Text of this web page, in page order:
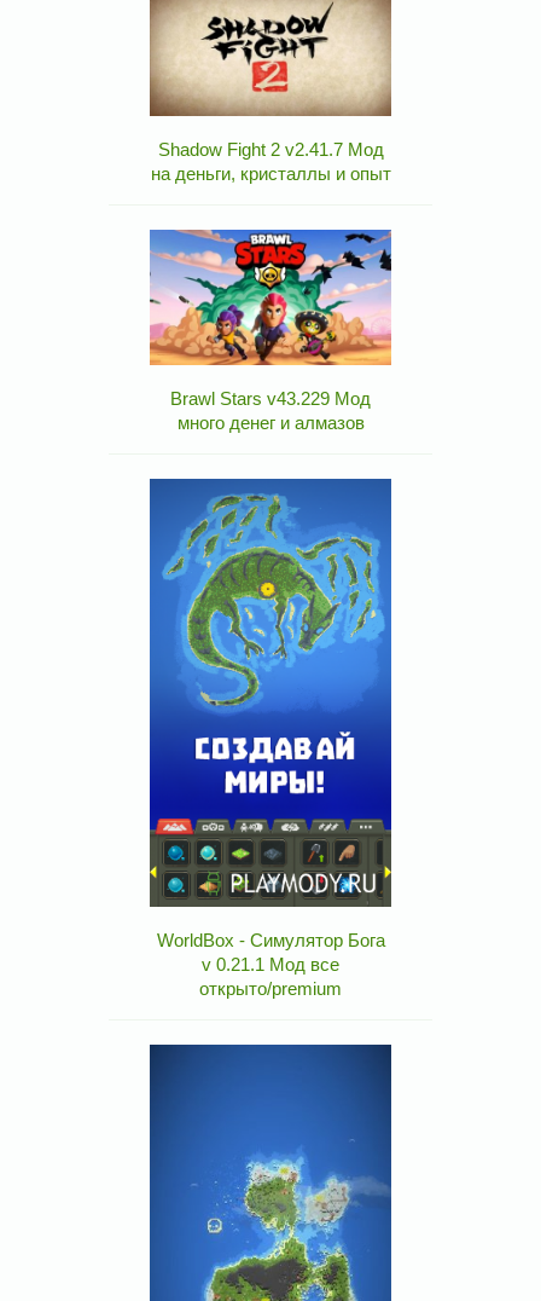
Shadow Fight 2 v2.41.7 Мод
на деньги, кристаллы и опыт
Brawl Stars v43.229 Мод
много денег и алмазов
WorldBox - Симулятор Бога
v 0.21.1 Мод все
открыто/premium